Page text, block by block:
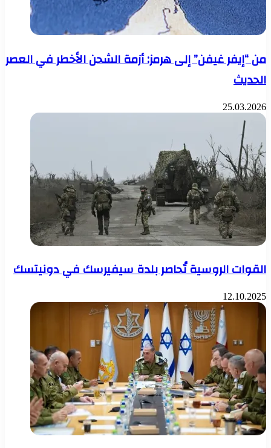
من “إيفر غيفن” إلى هرمز: أزمة الشحن الأخطر في العصر
الحديث
25.03.2026
القوات الروسية تُحاصر بلدة سيفيرسك في دونيتسك
12.10.2025